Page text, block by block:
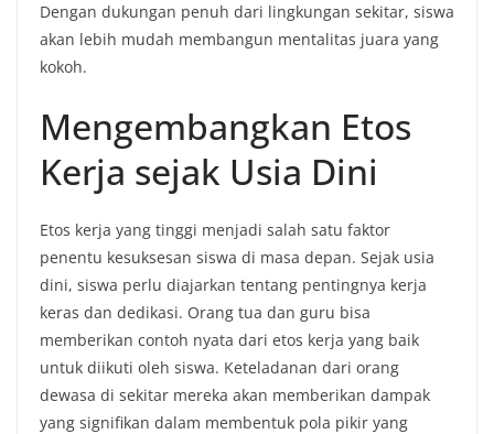
Dengan dukungan penuh dari lingkungan sekitar, siswa
akan lebih mudah membangun mentalitas juara yang
kokoh.
Mengembangkan Etos
Kerja sejak Usia Dini
Etos kerja yang tinggi menjadi salah satu faktor
penentu kesuksesan siswa di masa depan. Sejak usia
dini, siswa perlu diajarkan tentang pentingnya kerja
keras dan dedikasi. Orang tua dan guru bisa
memberikan contoh nyata dari etos kerja yang baik
untuk diikuti oleh siswa. Keteladanan dari orang
dewasa di sekitar mereka akan memberikan dampak
yang signifikan dalam membentuk pola pikir yang